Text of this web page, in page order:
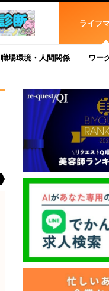
ライフ
職場環境・人間関係 ワー